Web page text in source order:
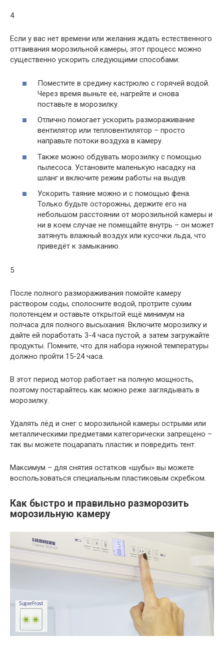
4
Если у вас нет времени или желания ждать естественного
оттаивания морозильной камеры, этот процесс можно
существенно ускорить следующими способами:
Поместите в средину кастрюлю с горячей водой.
Через время выньте её, нагрейте и снова
поставьте в морозилку.
Отлично помогает ускорить размораживание
вентилятор или тепловентилятор – просто
направьте потоки воздуха в камеру.
Также можно обдувать морозилку с помощью
пылесоса. Установите маленькую насадку на
шланг и включите режим работы на выдув.
Ускорить таяние можно и с помощью фена.
Только будьте осторожны, держите его на
небольшом расстоянии от морозильной камеры и
ни в коем случае не помещайте внутрь – он может
затянуть влажный воздух или кусочки льда, что
приведёт к замыканию.
5
После полного размораживания помойте камеру
раствором соды, сполосните водой, протрите сухим
полотенцем и оставьте открытой ещё минимум на
полчаса для полного высыхания. Включите морозилку и
дайте ей поработать 3-4 часа пустой, а затем загружайте
продукты. Помните, что для набора нужной температуры
должно пройти 15-24 часа.
В этот период мотор работает на полную мощность,
поэтому постарайтесь как можно реже заглядывать в
морозилку.
Удалять лёд и снег с морозильной камеры острыми или
металлическими предметами категорически запрещено –
так вы можете поцарапать пластик и повредить тент.
Максимум – для снятия остатков «шубы» вы можете
воспользоваться специальным пластиковым скребком.
Как быстро и правильно разморозить
морозильную камеру